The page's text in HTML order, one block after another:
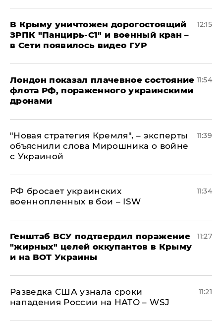
В Крыму уничтожен дорогостоящий
ЗРПК "Панцирь-С1" и военный кран –
в Сети появилось видео ГУР
12:15
Лондон показал плачевное состояние
флота РФ, пораженного украинскими
дронами
11:54
"Новая стратегия Кремля", – эксперты
объяснили слова Мирошника о войне
с Украиной
11:39
РФ бросает украинских
военнопленных в бои – ISW
11:34
Генштаб ВСУ подтвердил поражение
"жирных" целей оккупантов в Крыму
и на ВОТ Украины
11:27
Разведка США узнала сроки
нападения России на НАТО – WSJ
11:21